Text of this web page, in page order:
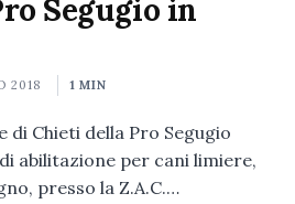
Segugio in
2018 1 MIN
di Chieti della Pro Segugio
abilitazione per cani limiere,
presso la Z.A.C.…